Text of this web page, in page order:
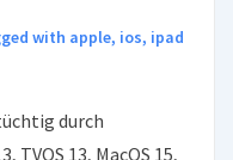
with apple, ios, ipad
durch
TVOS 13, MacOS 15,